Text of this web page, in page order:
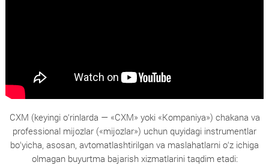
CXM (keyingi o‘rinlarda — «CXM» yoki «Kompaniya») chakana va
professional mijozlar («mijozlar») uchun quyidagi instrumentlar
bo‘yicha, asosan, avtomatlashtirilgan va maslahatlarni o‘z ichiga
olmagan buyurtma bajarish xizmatlarini taqdim etadi: